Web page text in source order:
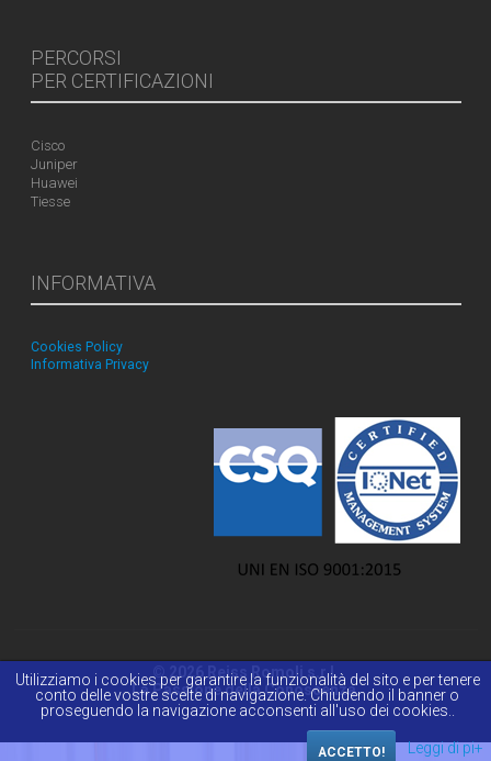
PERCORSI
PER CERTIFICAZIONI
Cisco
Juniper
Huawei
Tiesse
INFORMATIVA
Cookies Policy
Informativa Privacy
© 2026 Reiss Romoli s.r.l.
La Passione della Conoscenza.
Utilizziamo i cookies per garantire la funzionalità del sito e per tenere
conto delle vostre scelte di navigazione. Chiudendo il banner o
proseguendo la navigazione acconsenti all'uso dei cookies..
ACCETTO! Leggi di pi+